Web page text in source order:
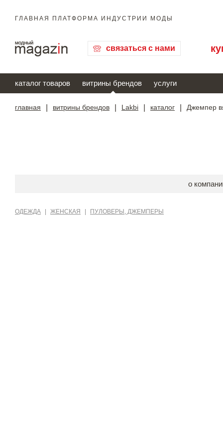
ГЛАВНАЯ ПЛАТФОРМА ИНДУСТРИИ МОДЫ
связаться с нами
каталог товаров витрины брендов услуги
главная витрины брендов Lakbi каталог Джемпер
о
ОДЕЖДА ЖЕНСКАЯ ПУЛОВЕРЫ, ДЖЕМПЕРЫ